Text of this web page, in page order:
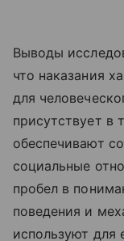
Выводы
что наказания
для
присутствует в
обеспечивают
социальные
пробел в
поведения и
используют для